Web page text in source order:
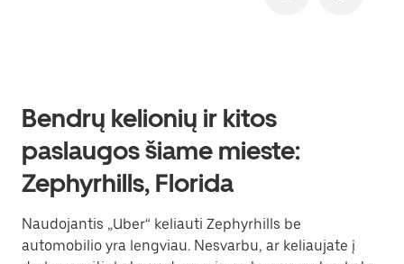
Bendrų kelionių ir kitos
paslaugos šiame mieste:
Zephyrhills, Florida
Naudojantis „Uber“ keliauti Zephyrhills be
automobilio yra lengviau. Nesvarbu, ar keliaujate į